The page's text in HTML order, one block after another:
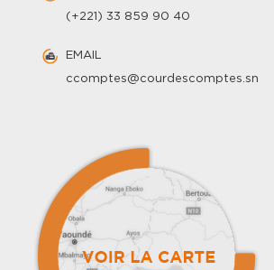
(+221) 33 859 90 40
EMAIL
ccomptes@courdescomptes.sn